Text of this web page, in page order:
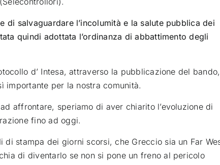
di salvaguardare l’incolumità e la salute pubblica dei
quindi adottata l’ordinanza di abbattimento degli
d’ Intesa, attraverso la pubblicazione del bando,
importante per la nostra comunità.
affrontare, speriamo di aver chiarito l’evoluzione di
fino ad oggi.
stampa dei giorni scorsi, che Greccio sia un Far
di diventarlo se non si pone un freno al pericolo